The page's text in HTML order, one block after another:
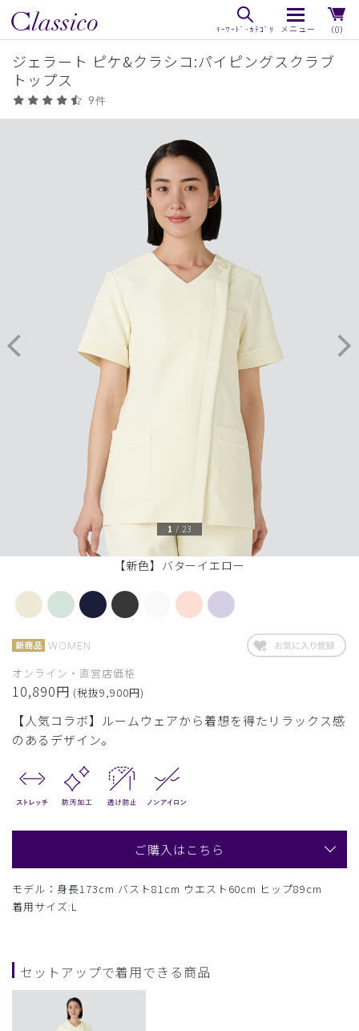
（0）
ジェラート ピケ&クラシコ:パイピングスクラブ
トップス
9件
【新色】バターイエロー
1 / 23
WOMEN
オンライン・直営店価格
10,890円 (税抜9,900円)
【人気コラボ】ルームウェアから着想を得たリラックス感
のあるデザイン。
ご購入はこちら
モデル：身長173cm バスト81cm ウエスト60cm ヒップ89cm
着用サイズ:L
セットアップで着用できる商品